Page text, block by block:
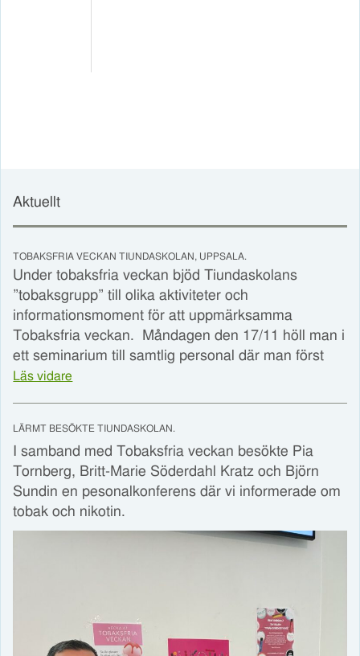
Aktuellt
TOBAKSFRIA VECKAN TIUNDASKOLAN, UPPSALA.
Under tobaksfria veckan bjöd Tiundaskolans
”tobaksgrupp” till olika aktiviteter och
informationsmoment för att uppmärksamma
Tobaksfria veckan. Måndagen den 17/11 höll man i
ett seminarium till samtlig personal där man först
Läs vidare
LÄRMT BESÖKTE TIUNDASKOLAN.
I samband med Tobaksfria veckan besökte Pia
Tornberg, Britt-Marie Söderdahl Kratz och Björn
Sundin en pesonalkonferens där vi informerade om
tobak och nikotin.